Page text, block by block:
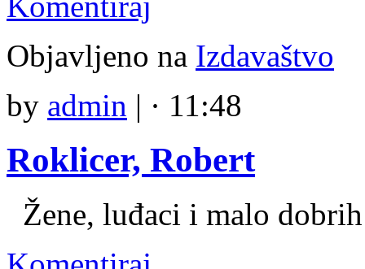
Objavljeno na Izdavaštvo
by admin | · 11:48
Roklicer, Robert
Žene, luđaci i malo